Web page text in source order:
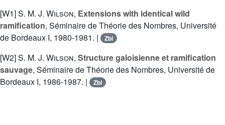
[W1]S. M. J. Wilson, Extensions with identical wild
ramification, Séminaire de Théorie des Nombres, Université
de Bordeaux I, 1980-1981. |
Zbl
[W2]S. M. J. Wilson, Structure galoisienne et ramification
sauvage, Séminaire de Théorie des Nombres, Université de
Bordeaux I, 1986-1987. |
Zbl